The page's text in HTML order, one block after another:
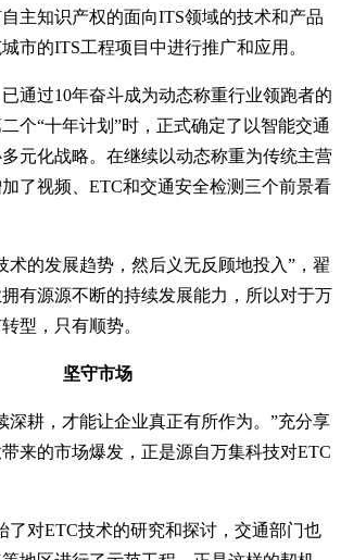
主知识产权的面向ITS领域的技术和产品
市的ITS工程项目中进行推广和应用。
通过10年奋斗成为动态称重行业领跑者的
个“十年计划”时，正式确定了以智能交通
元化战略。在继续以动态称重为传统主营
了视频、ETC和交通安全检测三个前景看
术的发展趋势，然后义无反顾地投入”，翟
有源源不断的持续发展能力，所以对于万
型，只有顺势。
坚守市场
深耕，才能让企业真正有所作为。”充分享
来的市场爆发，正是源自万集科技对ETC
了对ETC技术的研究和探讨，交通部门也